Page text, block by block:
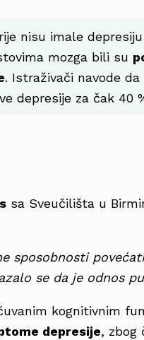
nisu imale
mozga bili su
. Istraživači navode
depresije za čak 40
sa Sveučilišta u
sposobnosti
se da je odnos
kognitivnim
depresije, zbog